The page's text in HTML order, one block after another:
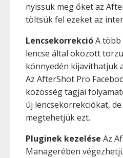
nyissuk meg őket az
töltsük fel ezeket az
LencsekorrekcióA
lencse által okozott
könnyedén kijavíthatjuk
Az AfterShot Pro
közösség tagjai
új lencsekorrekciókat,
megtehetjük ezt.
Pluginek kezelése Az
Managerében